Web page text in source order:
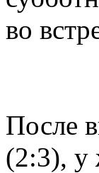
во
После
(2:3), у